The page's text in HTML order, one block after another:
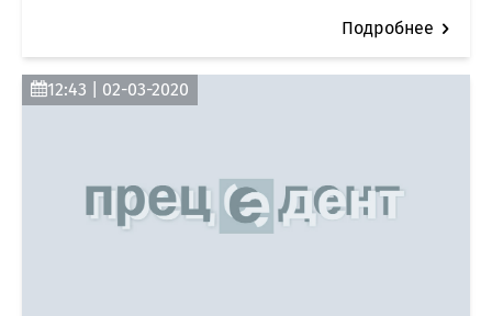
Подробнее
12:43 | 02-03-2020